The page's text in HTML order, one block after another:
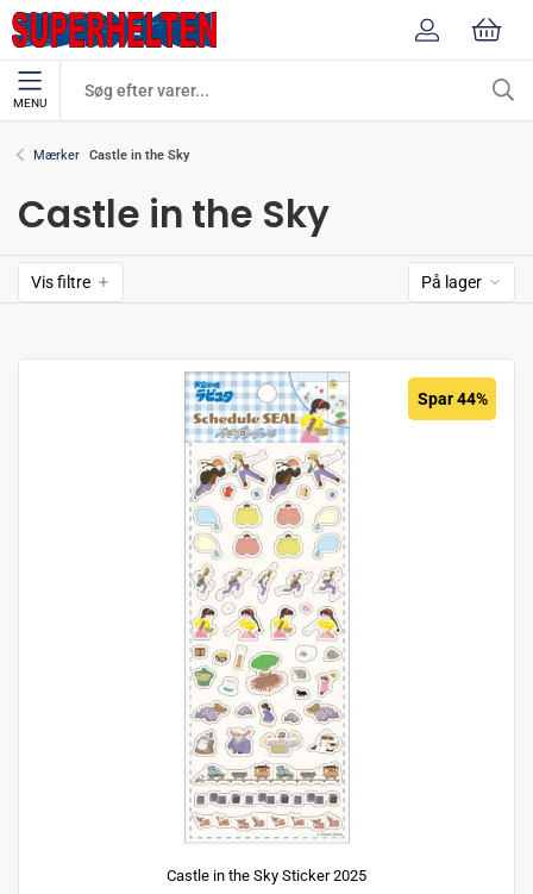
MENU
Mærker Castle in the Sky
Castle in the Sky
Vis filtre På lager
Spar 44%
Castle in the Sky Sticker 2025